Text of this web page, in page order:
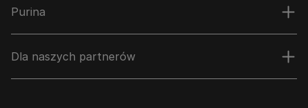
Purina
Dla naszych partnerów